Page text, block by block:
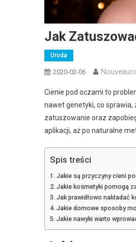
Jak
Uroda
2020-02-06
Cienie pod oczami to
nawet genetyki, co sprawia,
zatuszowanie oraz
aplikacji, aż po naturalne
Spis treści
Jakie są przyczyny cieni
Jakie kosmetyki pomogą
Jak prawidłowo nakładać
Jakie domowe sposoby
Jakie nawyki warto